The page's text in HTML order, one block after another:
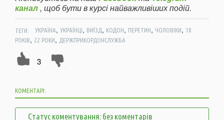
канал, щоб бути в курсі найважливіших подій.
ТЕГИ: УКРАЇНА, УКРАЇНЦІ, ВИЇЗД, КОДОН, ПЕРЕТИН, ЧОЛОВІКИ, 18
РОКІВ, 22 РОКИ, ДЕРЖПРИКОРДОНСЛУЖБА
3
КОМЕНТАРІ:
Статус коментування: без коментарів